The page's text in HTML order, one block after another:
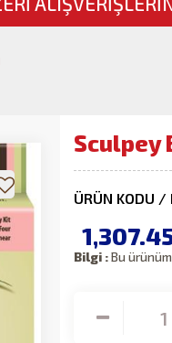
Sculpey
ÜRÜN KODU
Bilgi :Bu